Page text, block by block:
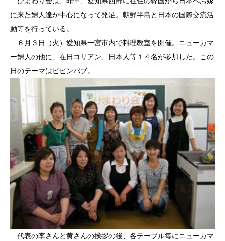
に来た婦人達が中心になって発足。朝鮮半島と日本の国際交流活
動等を行っている。
６月３日（火）愛知県一宮市内で料理教室を開催。ニューカマ
ー婦人の他に、在日コリアン、日本人等１４名が参加した。この
日のテーマはビビンパブ。
代表の李さんと黄さんの挨拶の後、各テーブル毎にニューカマ